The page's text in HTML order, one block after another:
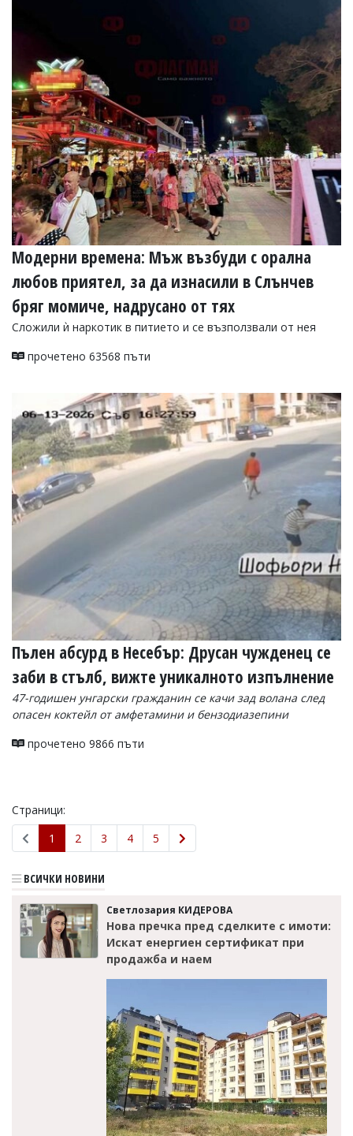
Модерни времена: Мъж възбуди с орална
любов приятел, за да изнасили в Слънчев
бряг момиче, надрусано от тях
Сложили ѝ наркотик в питието и се възползвали от нея
прочетено 63568 пъти
Пълен абсурд в Несебър: Друсан чужденец се
заби в стълб, вижте уникалното изпълнение
47-годишен унгарски гражданин се качи зад волана след
опасен коктейл от амфетамини и бензодиазепини
прочетено 9866 пъти
Страници:
1
2 3 4 5
ВСИЧКИ НОВИНИ
Светлозария КИДЕРОВА
Нова пречка пред сделките с имоти:
Искат енергиен сертификат при
продажба и наем